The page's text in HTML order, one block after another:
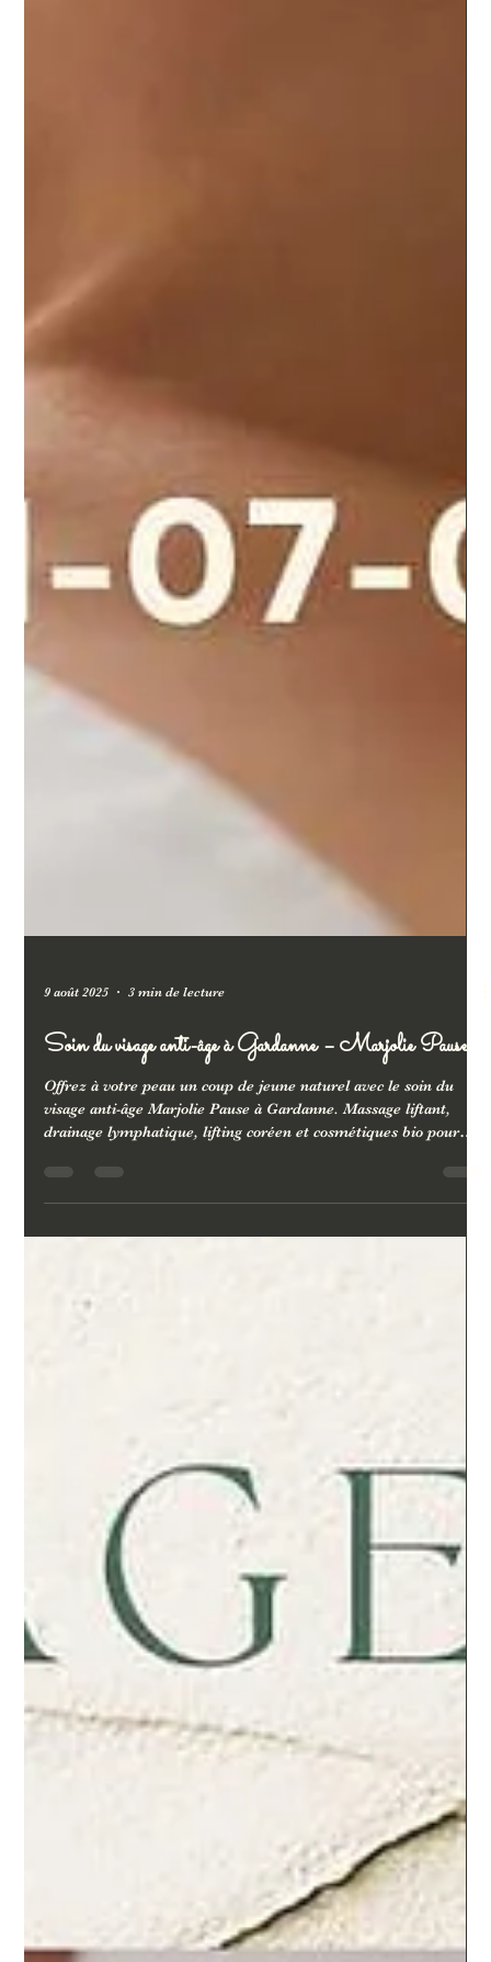
Soin du visage anti-âge à Gardanne – Marjolie Pause
Offrez à votre peau un coup de jeune naturel avec le soin du
visage anti-âge Marjolie Pause à Gardanne. Massage liftant,
drainage lymphatique, lifting coréen et cosmétiques bio pour
lisser les rides, raffermir et illuminer votre teint. Un protocole
sur mesure pour des résultats visibles et durables, sans aiguille
ni machine. Réservez dès aujourd’hui et profitez d’un moment
de détente profonde et régénérante.